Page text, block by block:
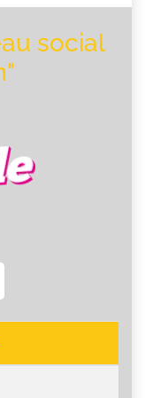
social